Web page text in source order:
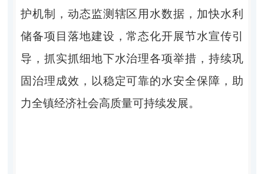
护机制，动态监测辖区用水数据，加快水利
储备项目落地建设，常态化开展节水宣传引
导，抓实抓细地下水治理各项举措，持续巩
固治理成效，以稳定可靠的水安全保障，助
力全镇经济社会高质量可持续发展。